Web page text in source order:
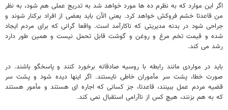
اگر این موارد که به نظرم ده ها مورد خواهد شد به تدریج عملی هم شود، به نظر
من قاعدتا خشم فروکش خواهد کرد. یعنی الآن باید بعضی از افراد برکنار شوند و
جراحی شود در بدنه مدیریتی که ناکارآمد است. واقعا گرانی که برای مردم ایجاد
شده و قیمت تخم مرغ و روغن و گوشت قابل تحمل نیست و همین طور دارد
رشد می کند.
باید در مواردی مانند رابطه با روسیه صادقانه برخورد کنند و پاسخگو باشند. در
صورت خطا، پشت سر مأموران خاطی نایستند. اگر اینها دیده شود و پشت سر
قضیه مردم عمل ببینند، قاعدتا، جز کسانی که اجاره ای هستند و مأمور هستند
که به هم بزنند، هیچ کس از ناآرامی استقبال نمی کند.